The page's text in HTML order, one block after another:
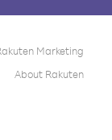
Marketing
About Rakuten